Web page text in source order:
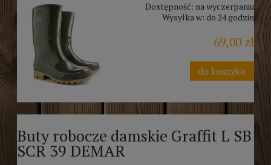
Dostępność: na wyczerpaniu
Wysyłka w: do 24 godzin
69,00 zł
do koszyka
Buty robocze damskie Graffit L SB
SCR 39 DEMAR